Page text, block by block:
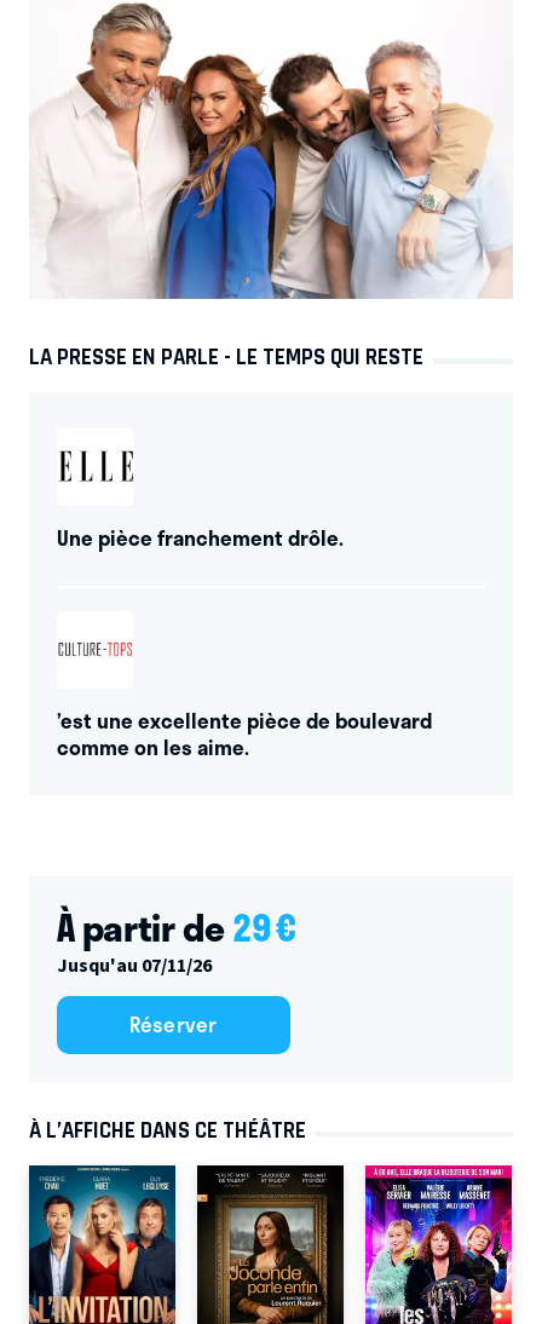
LA PRESSE EN PARLE - LE TEMPS QUI RESTE
Une pièce franchement drôle.
’est une excellente pièce de boulevard
comme on les aime.
À partir de29€
Jusqu'au 07/11/26
Réserver
À L’AFFICHE DANS CE THÉÂTRE